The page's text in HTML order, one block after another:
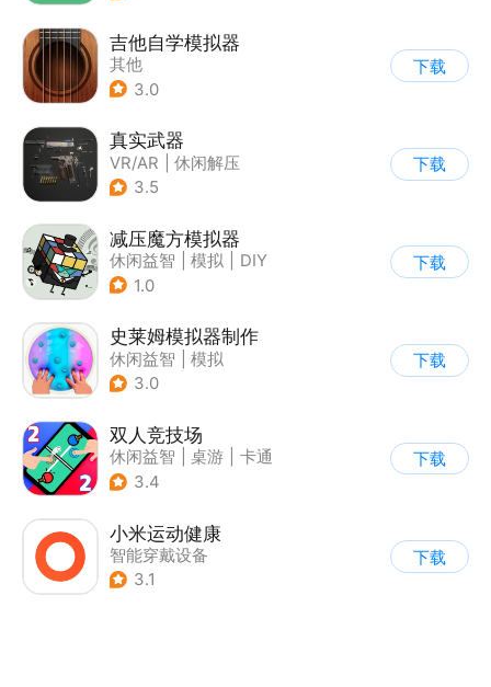
吉他自学模拟器
其他
3.0
下载
真实武器
VR/AR
休闲解压
3.5
下载
减压魔方模拟器
休闲益智 模拟
DIY
1.0
下载
史莱姆模拟器制作
休闲益智
模拟
| 史莱姆
3.0
下载
双人竞技场
休闲益智 桌游
卡通
3.4
下载
小米运动健康
智能穿戴设备
3.1
下载